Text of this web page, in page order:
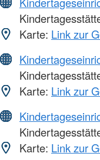
Karte: Link zur
Karte: Link zur
Karte: Link zur